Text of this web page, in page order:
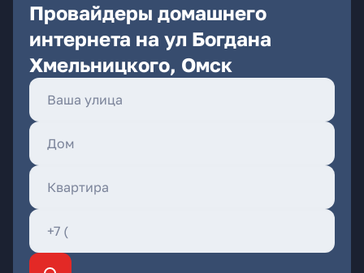
Провайдеры домашнего
интернета на ул Богдана
Хмельницкого, Омск